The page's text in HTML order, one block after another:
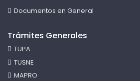
Documentos en General
Trámites Generales
TUPA
TUSNE
MAPRO